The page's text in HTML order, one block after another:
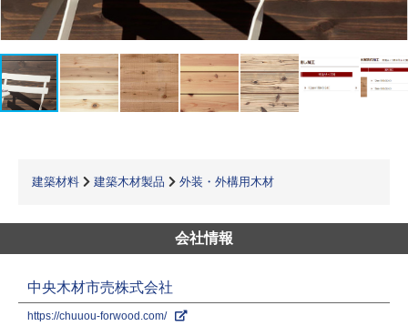
建築材料 建築木材製品 外装・外構用木材
会社情報
中央木材市売株式会社
https://chuuou-forwood.com/